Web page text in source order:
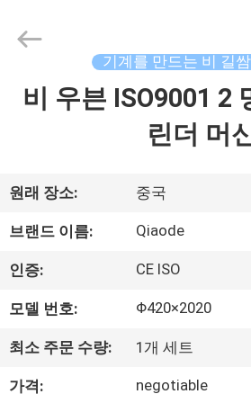
집
품
우
리
Changzhou
기계를 만드는 비 길
비 우븐 ISO9001 2
린더 머
원래 장소: 중국
브랜드 이름: Qiaode
인증: CE ISO
모델 번호: Φ420×2020
최소 주문 수량: 1개 세트
가격: negotiable